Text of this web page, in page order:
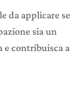
da applicare se
sia un
e contribuisca a